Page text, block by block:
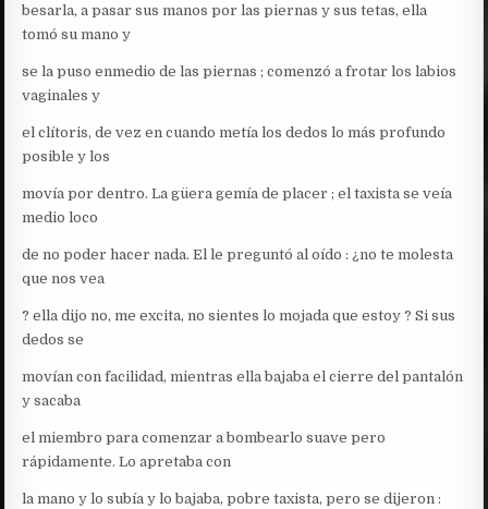
besarla, a pasar sus manos por las piernas y sus tetas, ella
tomó su mano y
se la puso enmedio de las piernas ; comenzó a frotar los labios
vaginales y
el clítoris, de vez en cuando metía los dedos lo más profundo
posible y los
movía por dentro. La güera gemía de placer ; el taxista se veía
medio loco
de no poder hacer nada. El le preguntó al oído : ¿no te molesta
que nos vea
? ella dijo no, me excita, no sientes lo mojada que estoy ? Si sus
dedos se
movían con facilidad, mientras ella bajaba el cierre del pantalón
y sacaba
el miembro para comenzar a bombearlo suave pero
rápidamente. Lo apretaba con
la mano y lo subía y lo bajaba, pobre taxista, pero se dijeron :